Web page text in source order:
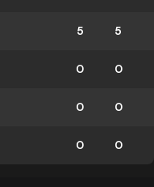
5 5
0 0
0 0
0 0